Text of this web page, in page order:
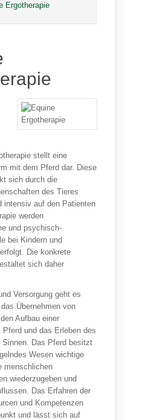
Ergotherapie
stellt eine
mit dem Pferd dar. Diese
sich durch die
des Tieres
intensiv auf den Patienten
werden
und psychisch-
bei Kindern und
Die konkrete
sich daher
Versorgung geht es
Übernehmen von
Aufbau einer
Pferd und das Erleben des
Das Pferd besitzt
Wesen wichtige
menschlichen
wiederzugeben und
Das Erfahren der
und Kompetenzen
und lässt sich auf